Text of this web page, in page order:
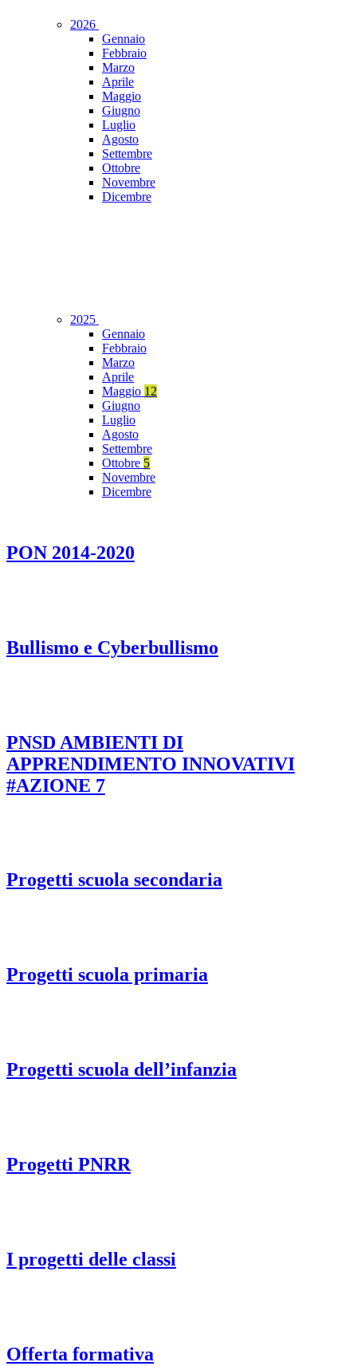
2026
Gennaio
Febbraio
Marzo
Aprile
Maggio
Giugno
Luglio
Agosto
Settembre
Ottobre
Novembre
Dicembre
2025
Gennaio
Febbraio
Marzo
Aprile
Maggio 12
Giugno
Luglio
Agosto
Settembre
Ottobre 5
Novembre
Dicembre
PON 2014-2020
Bullismo e Cyberbullismo
PNSD AMBIENTI DI
APPRENDIMENTO INNOVATIVI
#AZIONE 7
Progetti scuola secondaria
Progetti scuola primaria
Progetti scuola dell’infanzia
Progetti PNRR
I progetti delle classi
Offerta formativa